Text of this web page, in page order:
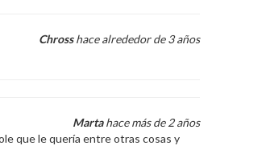
Chrosshace alrededor de 3 años
Martahace más de 2 años
que le quería entre otras cosas y